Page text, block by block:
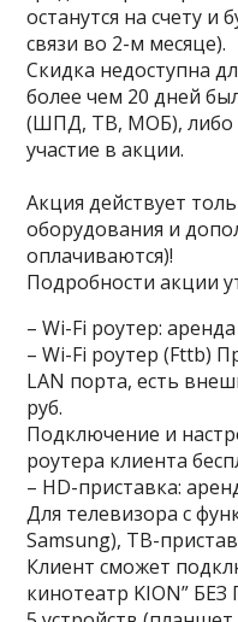
останутся на счету и
связи во 2-м месяце).
Скидка недоступна
более чем 20 дней
(ШПД, ТВ, МОБ), либо
участие в акции.
Акция действует
оборудования и
оплачиваются)!
Подробности акции
– Wi-Fi роутер:
– Wi-Fi роутер (Fttb)
LAN порта, есть
руб.
Подключение и
роутера клиента
– HD-приставка:
Для телевизора с
Samsung), ТВ-
Клиент сможет
кинотеатр KION”